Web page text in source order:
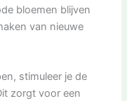
bloemen blijven
van nieuwe
stimuleer je de
zorgt voor een